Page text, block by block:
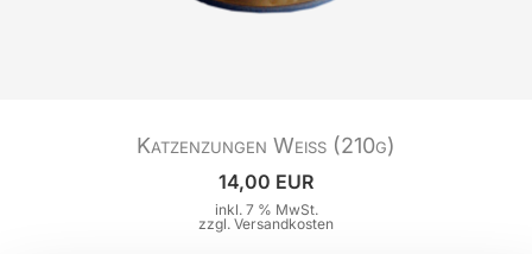
Katzenzungen Weiß (210g)
14,00 EUR
inkl. 7 % MwSt.
zzgl. Versandkosten